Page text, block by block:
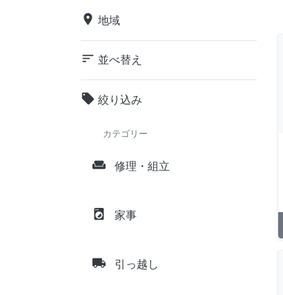
place 地域
sort 並べ替え
local_offer 絞り込み
カテゴリー
weekend 修理・組立
local_laundry_service 家事
local_shipping 引っ越し